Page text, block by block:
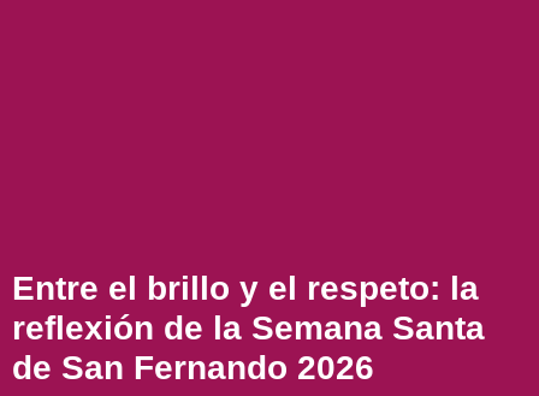
Entre el brillo y el respeto: la
reflexión de la Semana Santa
de San Fernando 2026